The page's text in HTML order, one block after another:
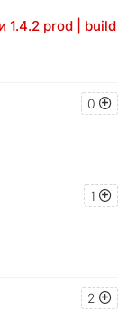
1.4.2 prod | build
0
1
2